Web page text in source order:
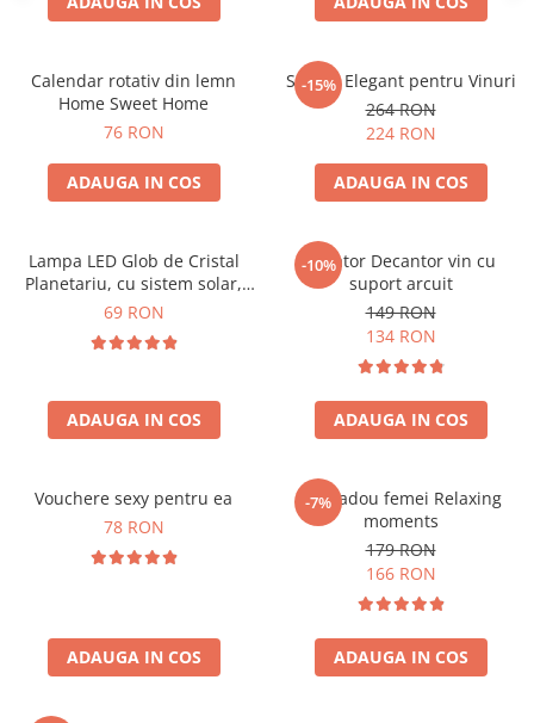
Calendar rotativ din lemn
Home Sweet Home
76 RON
ADAUGA IN COS
-15%
Suport Elegant pentru Vinuri
264 RON
224 RON
ADAUGA IN COS
Lampa LED Glob de Cristal
Planetariu, cu sistem solar,
cadou captivant
69 RON
ADAUGA IN COS
-10%
Aerator Decantor vin cu
suport arcuit
149 RON
134 RON
ADAUGA IN COS
Vouchere sexy pentru ea
78 RON
ADAUGA IN COS
-7%
Set cadou femei Relaxing
moments
179 RON
166 RON
ADAUGA IN COS